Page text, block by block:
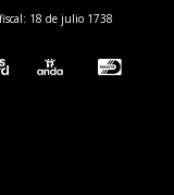
18 de julio 1738